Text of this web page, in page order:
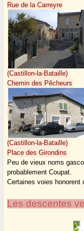
Rue de la Carreyre
(Castillon-la-Bataille)
Chemin des Pêcheurs
(Castillon-la-Bataille)
Place des Girondins
Peu de vieux noms
probablement Coupat.
Certaines voies honorent
Les descentes